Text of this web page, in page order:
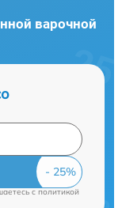
варочной
cполитикой